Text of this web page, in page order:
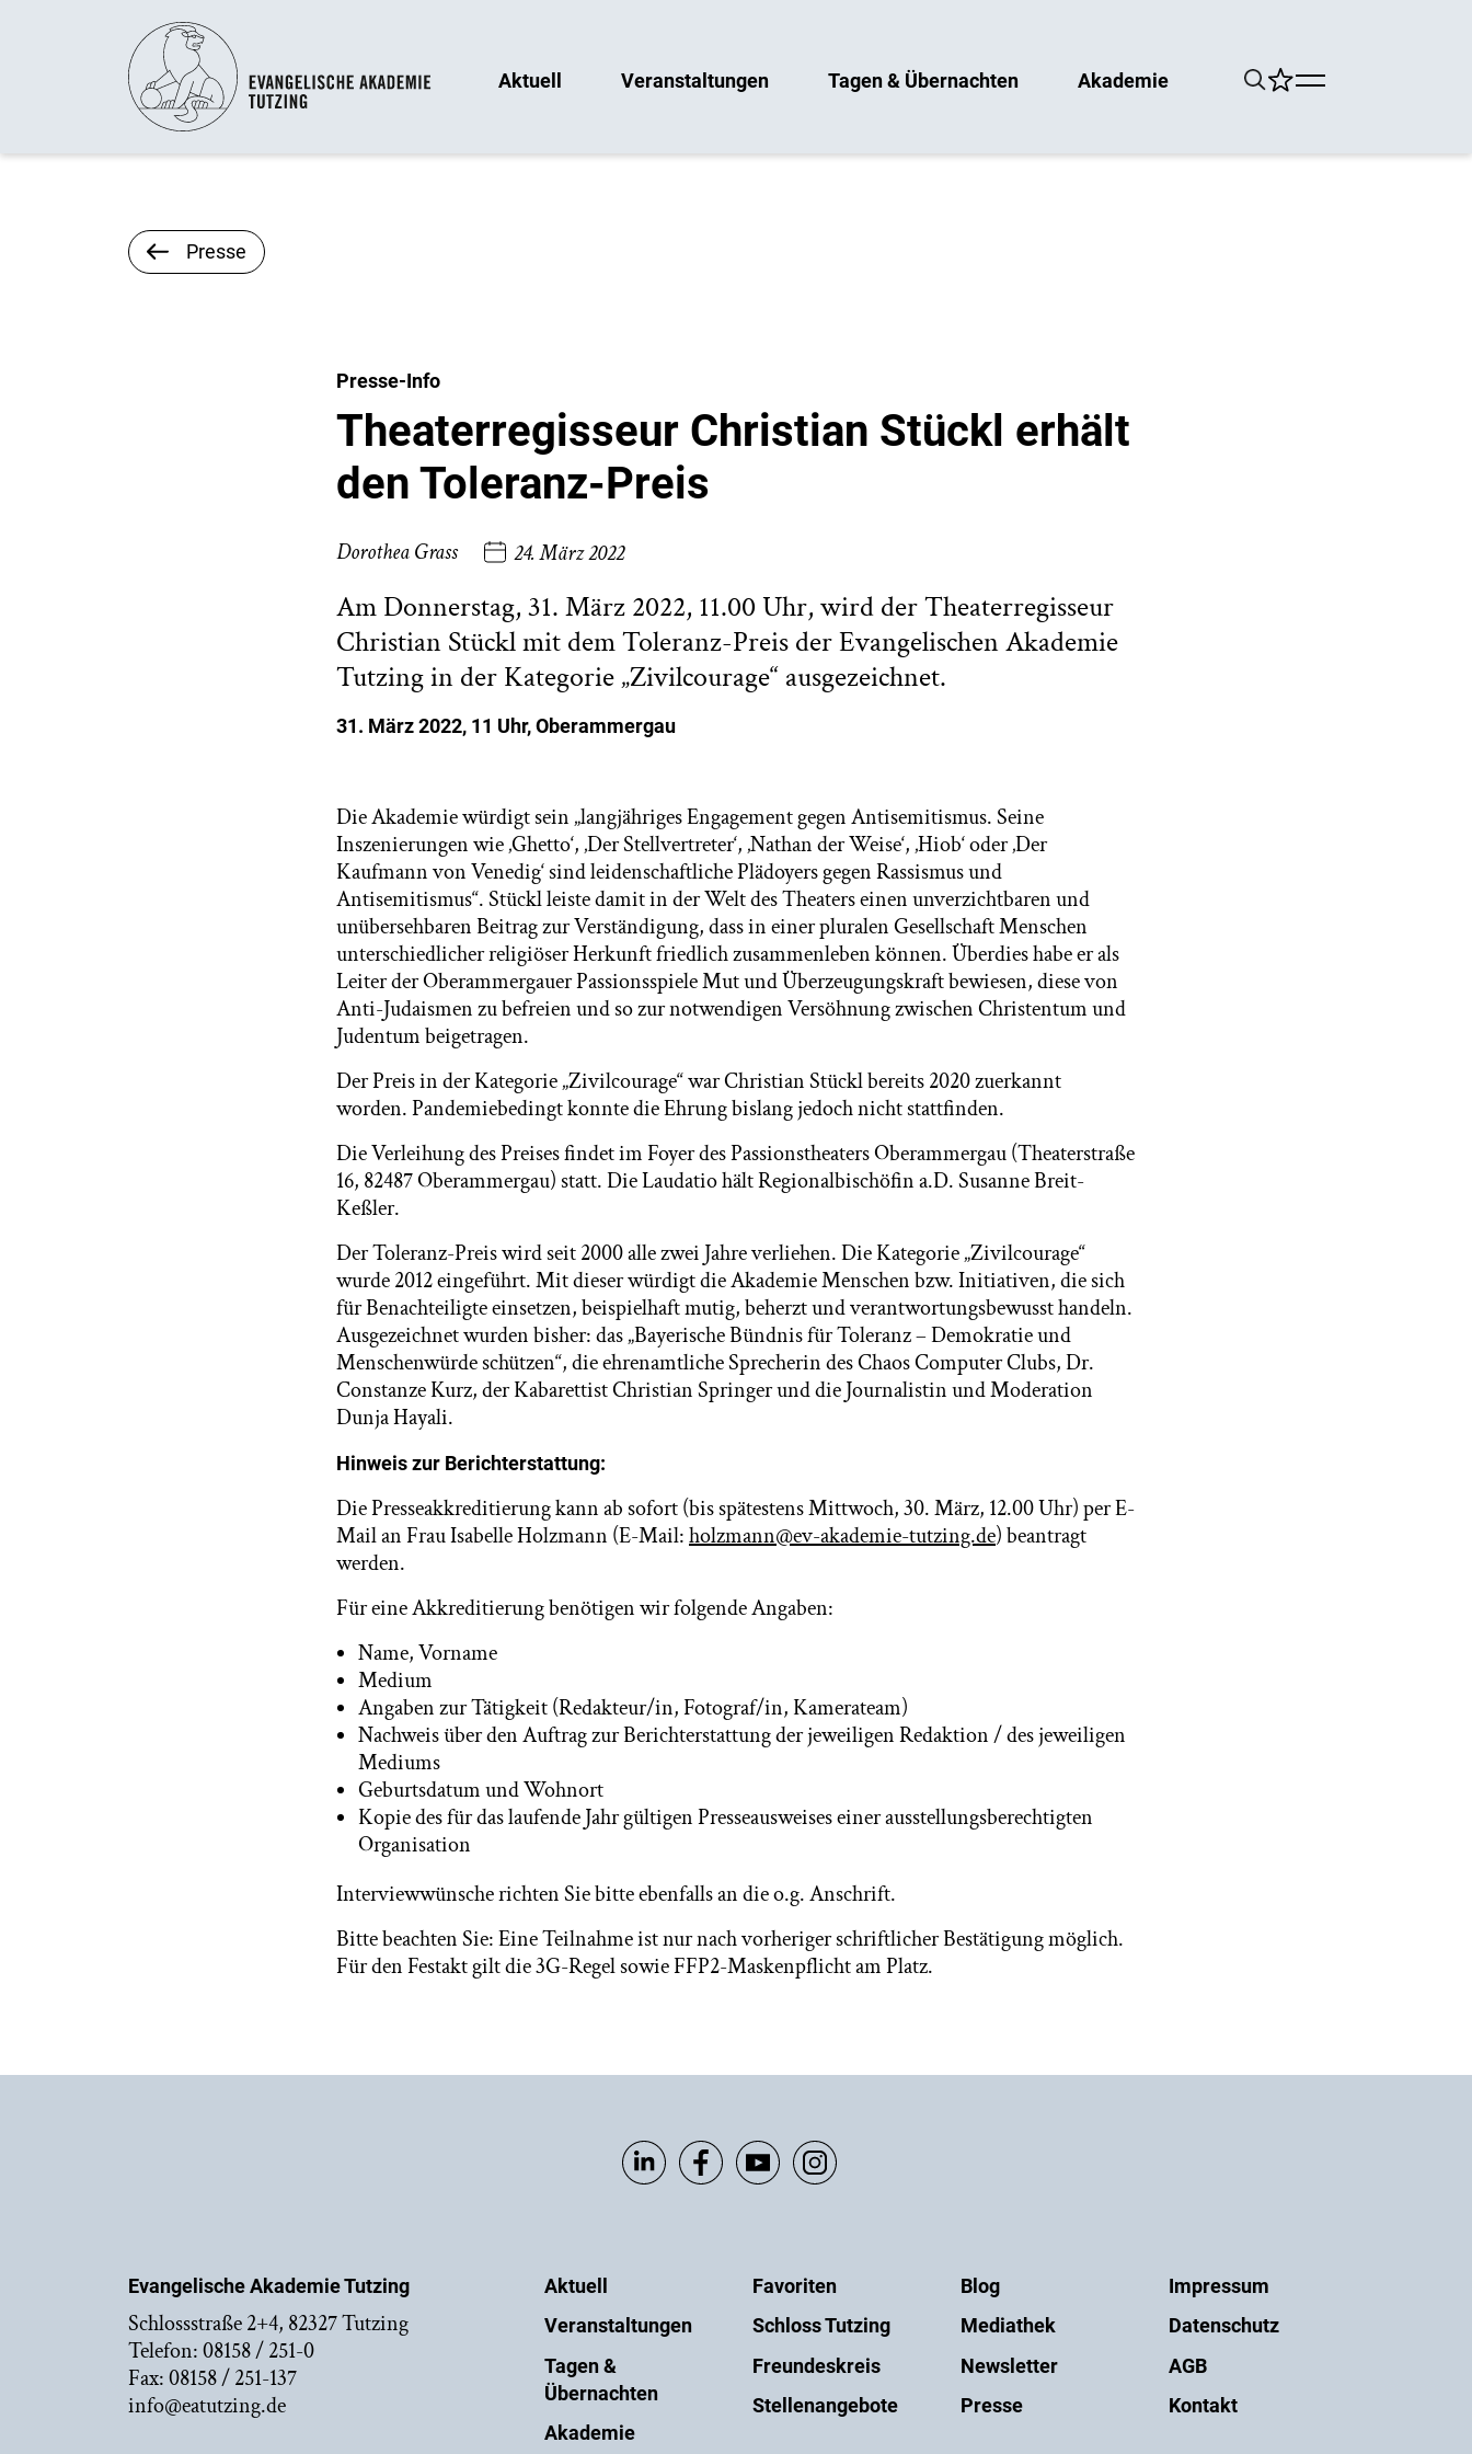
Aktuell Veranstaltungen Tagen & Übernachten Akademie
Presse
Presse-Info
Theaterregisseur Christian Stückl erhält
den Toleranz-Preis
Dorothea Grass 24. März 2022
Am Donnerstag, 31. März 2022, 11.00 Uhr, wird der Theaterregisseur
Christian Stückl mit dem Toleranz-Preis der Evangelischen Akademie
Tutzing in der Kategorie „Zivilcourage“ ausgezeichnet.
31. März2022, 11 Uhr, Oberammergau
Die Akademie würdigt sein „langjähriges Engagement gegen Antisemitismus. Seine
Inszenierungen wie ‚Ghetto‘, ‚Der Stellvertreter‘, ‚Nathan der Weise‘, ‚Hiob‘ oder ‚Der
Kaufmann von Venedig‘ sind leidenschaftliche Plädoyers gegen Rassismus und
Antisemitismus“. Stückl leiste damit in der Welt des Theaters einen unverzichtbaren und
unübersehbaren Beitrag zur Verständigung, dass in einer pluralen Gesellschaft Menschen
unterschiedlicher religiöser Herkunft friedlich zusammenleben können. Überdies habe er als
Leiter der Oberammergauer Passionsspiele Mut und Überzeugungskraft bewiesen, diese von
Anti-Judaismen zu befreien und so zur notwendigen Versöhnung zwischen Christentum und
Judentum beigetragen.
Der Preis in der Kategorie „Zivilcourage“ war Christian Stückl bereits 2020 zuerkannt
worden. Pandemiebedingt konnte die Ehrung bislang jedoch nicht stattfinden.
Die Verleihung des Preises findet im Foyer des Passionstheaters Oberammergau (Theaterstraße
16, 82487 Oberammergau) statt. Die Laudatio hält Regionalbischöfin a.D. Susanne Breit-
Keßler.
Der Toleranz-Preis wird seit 2000 alle zwei Jahre verliehen. Die Kategorie „Zivilcourage“
wurde 2012 eingeführt. Mit dieser würdigt die Akademie Menschen bzw. Initiativen, die sich
für Benachteiligte einsetzen, beispielhaft mutig, beherzt und verantwortungsbewusst handeln.
Ausgezeichnet wurden bisher: das „Bayerische Bündnis für Toleranz – Demokratie und
Menschenwürde schützen“, die ehrenamtliche Sprecherin des Chaos Computer Clubs, Dr.
Constanze Kurz, der Kabarettist Christian Springer und die Journalistin und Moderation
Dunja Hayali.
Hinweis zur Berichterstattung:
Die Presseakkreditierung kann ab sofort (bis spätestens Mittwoch, 30. März, 12.00 Uhr) per E-
Mail an Frau Isabelle Holzmann (E-Mail:holzmann@ev-akademie-tutzing.de) beantragt
werden.
Für eine Akkreditierung benötigen wir folgende Angaben:
Name, Vorname
Medium
Angaben zur Tätigkeit (Redakteur/in, Fotograf/in, Kamerateam)
Nachweis über den Auftrag zur Berichterstattung der jeweiligen Redaktion / des jeweiligen
Mediums
Geburtsdatum und Wohnort
Kopie des für das laufende Jahr gültigen Presseausweises einer ausstellungsberechtigten
Organisation
Interviewwünsche richten Sie bitte ebenfalls an die o.g. Anschrift.
Bitte beachten Sie: Eine Teilnahme ist nur nach vorheriger schriftlicher Bestätigung möglich.
Für den Festakt gilt die 3G-Regel sowie FFP2-Maskenpflicht am Platz.
Evangelische Akademie Tutzing
Schlossstraße 2+4, 82327 Tutzing
Telefon: 08158 / 251-0
Fax: 08158 / 251-137
info@eatutzing.de
Aktuell
Veranstaltungen
Tagen &
Übernachten
Akademie
Favoriten
Schloss Tutzing
Freundeskreis
Stellenangebote
Blog
Mediathek
Newsletter
Presse
Impressum
Datenschutz
AGB
Kontakt